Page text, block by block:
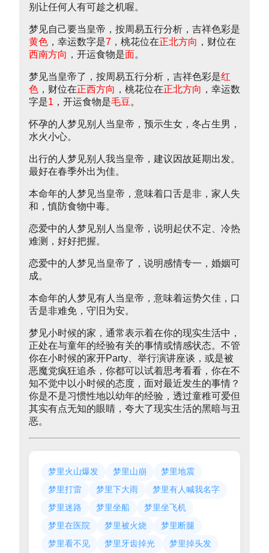
别让任何人有可趁之机喔。
梦见自己要当皇帝，按周易五行分析，吉祥色彩是
黄色 ，幸运数字是7 ，桃花位在正北方向 ，财位在
西南方向 ，开运食物是面。
梦见当皇帝了，按周易五行分析，吉祥色彩是红
色 ，财位在正西方向 ，桃花位在正北方向 ，幸运数
字是1 ，开运食物是毛豆。
怀孕的人梦见别人当皇帝，预示生女，冬占生男，
水火小心。
出行的人梦见别人我当皇帝，建议因故延期出发。
最好在春季外出为佳。
本命年的人梦见当皇帝，意味着口舌是非，家人失
和，慎防食物中毒。
恋爱中的人梦见别人当皇帝，说明起伏不定、冷热
难测，好好把握。
恋爱中的人梦见当皇帝了，说明感情专一，婚姻可
成。
本命年的人梦见有人当皇帝，意味着运势欠佳，口
舌是非难免，守旧为安。
梦见小时候的家，通常表示着在你的现实生活中，
正处在与童年的经验有关的事情或情感状态。不管
你在小时候的家开Party、举行演讲座谈，或是被
恶魔党疯狂追杀，你都可以试着思考看看，你在不
知不觉中以小时候的态度，面对最近发生的事情？
你是不是习惯性地以幼年的经验，透过童稚可爱但
其实有点无知的眼睛，夸大了现实生活的黑暗与丑
恶。
梦里火山爆发 梦里山崩
梦里地震
梦里打雷
梦里下大雨
梦里有人喊我名字
梦里迷路
梦里坐船
梦里坐飞机
梦里在医院
梦里被火烧
梦里断腿
梦里看不见
梦里牙齿掉光 梦里掉头发